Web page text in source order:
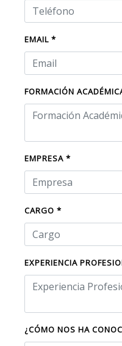
EMAIL *
FORMACIÓN
EMPRESA *
CARGO *
EXPERIENCIA
¿CÓMO NOS HA